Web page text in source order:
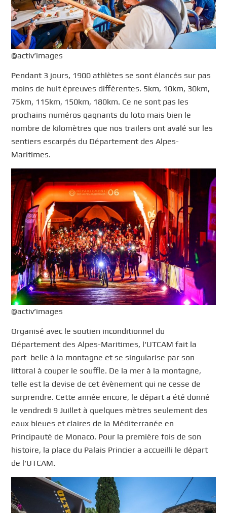
@activ’images
Pendant 3 jours, 1900 athlètes se sont élancés sur pas
moins de huit épreuves différentes. 5km, 10km, 30km,
75km, 115km, 150km, 180km. Ce ne sont pas les
prochains numéros gagnants du loto mais bien le
nombre de kilomètres que nos trailers ont avalé sur les
sentiers escarpés du Département des Alpes-
Maritimes.
@activ’images
Organisé avec le soutien inconditionnel du
Département des Alpes-Maritimes, l’UTCAM fait la
part belle à la montagne et se singularise par son
littoral à couper le souffle. De la mer à la montagne,
telle est la devise de cet évènement qui ne cesse de
surprendre. Cette année encore, le départ a été donné
le vendredi 9 Juillet à quelques mètres seulement des
eaux bleues et claires de la Méditerranée en
Principauté de Monaco. Pour la première fois de son
histoire, la place du Palais Princier a accueilli le départ
de l’UTCAM.